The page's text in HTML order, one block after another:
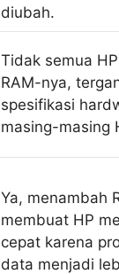
diubah.
Tidak semua
RAM-nya,
spesifikasi
masing-masing
Ya, menambah
membuat HP
cepat karena
data menjadi